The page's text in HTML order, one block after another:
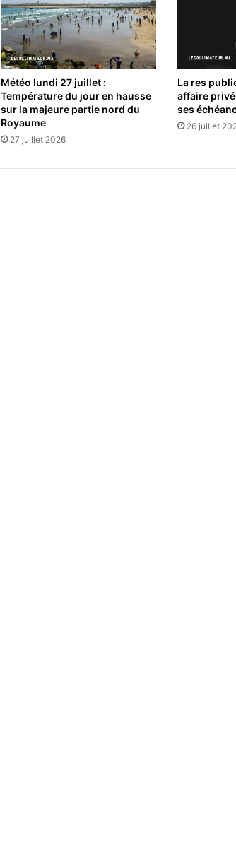
Météo lundi 27 juillet :
Température du jour en hausse
sur la majeure partie nord du
Royaume
27 juillet 2026
La res
affaire
ses
26 juillet